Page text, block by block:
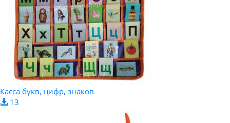
Касса букв, цифр, знаков
13